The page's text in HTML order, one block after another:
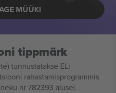
MÜÜKI
tippmärk
tunnustatakse ELi
rahastamisprogrammis
nr 782393 alusel.